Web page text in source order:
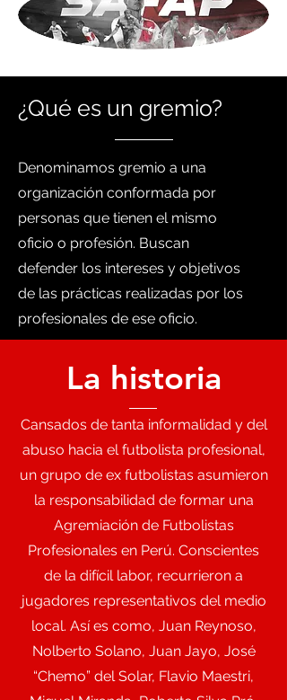
¿Qué es un gremio?
Denominamos gremio a una
organización conformada por
personas que tienen el mismo
oficio o profesión. Buscan
defender los intereses y objetivos
de las prácticas realizadas por los
profesionales de ese oficio.
La historia
Cansados de tanta informalidad y del
abuso hacia el futbolista profesional,
un grupo de ex futbolistas asumieron
la responsabilidad de formar una
Agremiación de Futbolistas
Profesionales en Perú. Conscientes
de la difícil labor, recurrieron a
jugadores representativos del medio
local. Así es como, Juan Reynoso,
Nolberto Solano, Juan Jayo, José
“Chemo” del Solar, Flavio Maestri,